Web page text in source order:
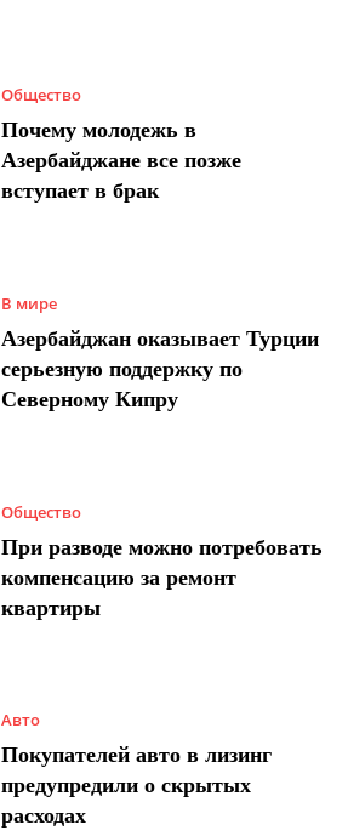
Общество
Почему молодежь в
Азербайджане все позже
вступает в брак
В мире
Азербайджан оказывает Турции
серьезную поддержку по
Северному Кипру
Общество
При разводе можно потребовать
компенсацию за ремонт
квартиры
Авто
Покупателей авто в лизинг
предупредили о скрытых
расходах